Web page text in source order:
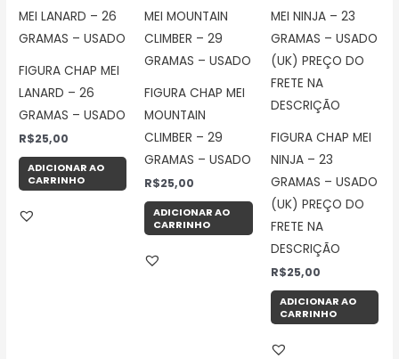
FIGURA CHAP MEI
LANARD – 26
GRAMAS – USADO
R$25,00
ADICIONAR AO
CARRINHO
FIGURA CHAP MEI
MOUNTAIN
CLIMBER – 29
GRAMAS – USADO
R$25,00
ADICIONAR AO
CARRINHO
FIGURA CHAP MEI
NINJA – 23
GRAMAS – USADO
(UK) PREÇO DO
FRETE NA
DESCRIÇÃO
R$25,00
ADICIONAR AO
CARRINHO